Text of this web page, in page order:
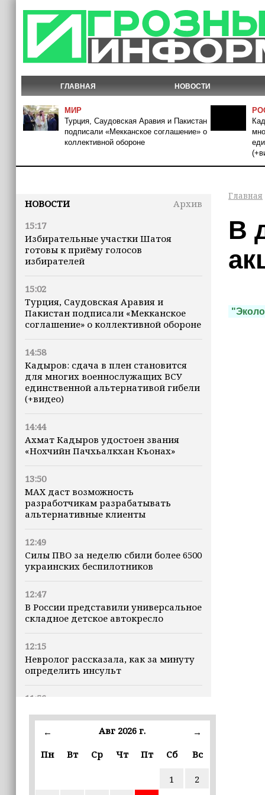
ГЛАВНАЯ НОВОСТИ
МИР
Турция, Саудовская Аравия и Пакистан
подписали «Мекканское соглашение» о
коллективной обороне
НОВОСТИ
Архив
15:17
Избирательные участки Шатоя
готовы к приёму голосов
избирателей
15:02
Турция, Саудовская Аравия и
Пакистан подписали «Мекканское
соглашение» о коллективной обороне
14:58
Кадыров: сдача в плен становится
для многих военнослужащих ВСУ
единственной альтернативой гибели
(+видео)
14:44
Ахмат Кадыров удостоен звания
«Нохчийн Пачхьалкхан Къонах»
13:50
MAX даст возможность
разработчикам разрабатывать
альтернативные клиенты
12:49
Силы ПВО за неделю сбили более 6500
украинских беспилотников
12:47
В России представили универсальное
складное детское автокресло
12:15
Невролог рассказала, как за минуту
определить инсульт
11:56
моста
11:06
В Тольятти пенсионер передал
мошенникам куски газет под видом
← Авг 2026 г.
→
Пн
Вт Ср Чт Пт Сб Вс
1
2
Главная
В